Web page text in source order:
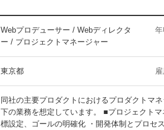
Webプロデューサー / Webディレクタ
ー / プロジェクトマネージャー
年
東京都
同社の主要プロダクトにおけるプロダクトマ
下の業務を想定しています。 ■プロジェクト
標設定、ゴールの明確化 ・開発体制とプロセ